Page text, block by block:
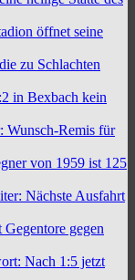
öffnet seine
zu Schlachten
in Bexbach kein
Wunsch-Remis für
von 1959 ist 125
Nächste Ausfahrt
Gegentore gegen
Nach 1:5 jetzt